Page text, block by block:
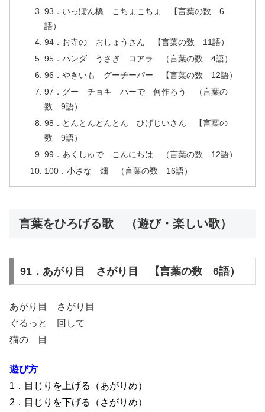
93．いっぽん橋 こちょこちょ 【言葉の数 6
語）
94．お寺の おしょうさん 【言葉の数 11語）
95．パンダ うさぎ コアラ （言葉の数 4語）
96．やきいも グーチーパー 【言葉の数 12語）
97．グー チョキ パーで 何作ろう （言葉の
数 9語）
98．とんとんとんとん ひげじいさん 【言葉の
数 9語）
99．あくしゅで こんにちは （言葉の数 12語）
100．小さな 畑 （言葉の数 16語）
言葉をひろげる歌 （遊び・楽しい歌）
91．あがり目 さがり目 【言葉の数 6語）
あがり目 さがり目
ぐるっと 回して
猫の 目
遊び方
1．目じりを上げる（あがりめ）
2．目じりを下げる（さがりめ）